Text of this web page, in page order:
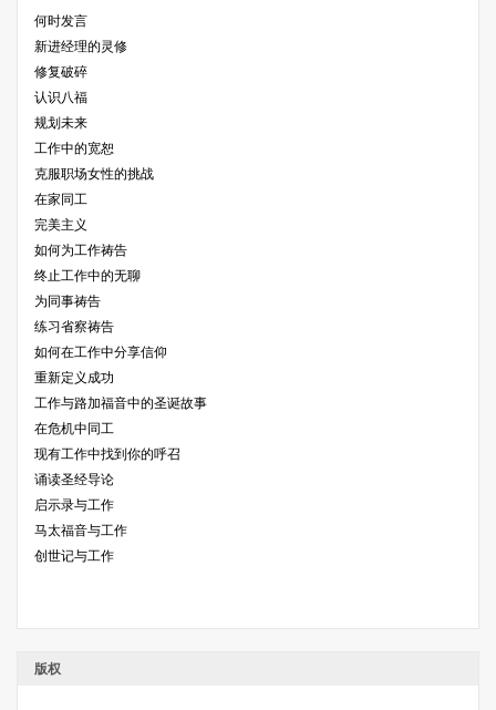
何时发言
新进经理的灵修
修复破碎
认识八福
规划未来
工作中的宽恕
克服职场女性的挑战
在家同工
完美主义
如何为工作祷告
终止工作中的无聊
为同事祷告
练习省察祷告
如何在工作中分享信仰
重新定义成功
工作与路加福音中的圣诞故事
在危机中同工
现有工作中找到你的呼召
诵读圣经导论
启示录与工作
马太福音与工作
创世记与工作
版权